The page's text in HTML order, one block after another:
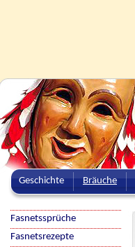
Geschichte Bräuche
Fasnetssprüche
Fasnetsrezepte